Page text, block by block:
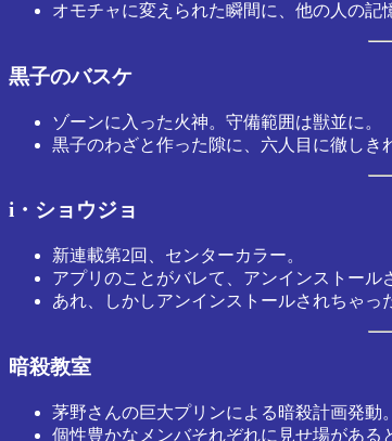
オモチャに変えられた瞬間に、他の人の記
黒子のバスケ
ゾーンに入った火神。守備範囲は獣並に。
黒子のわざと作った隙に、六人目に徹しき
i・ショウジョ
新連載第2回、センターカラー。
アプリのことがバレて、アンインストール
あれ、しかしアンインストールされちゃっ
暗殺教室
茅野さんの巨大プリンによる暗殺計画発動。
個性豊かなメンバそれぞれに見せ場がある